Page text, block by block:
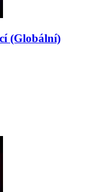
(Globální)